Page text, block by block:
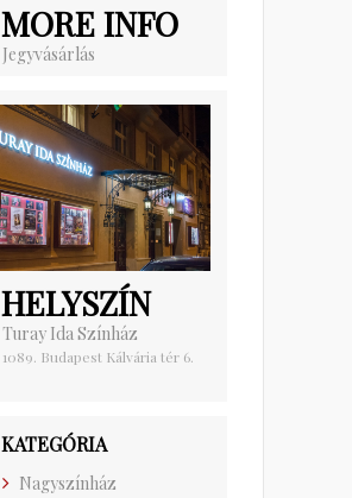
MORE INFO
Jegyvásárlás
HELYSZÍN
Turay Ida Színház
1089. Budapest Kálvária tér 6.
KATEGÓRIA
Nagyszínház